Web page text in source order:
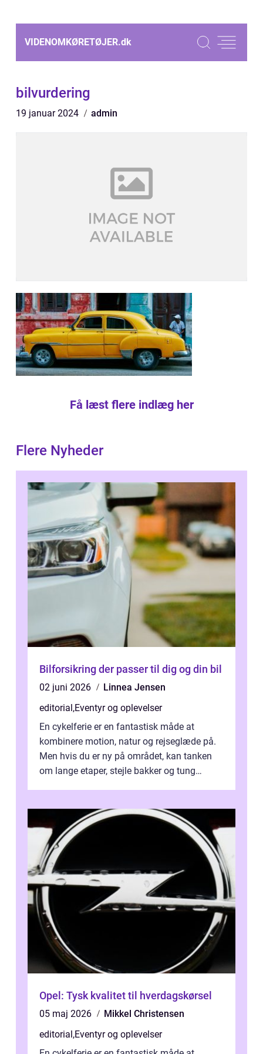
VIDENOMKØRETØJER.dk
bilvurdering
19 januar 2024 admin
Få læst flere indlæg her
Flere Nyheder
Bilforsikring der passer til dig og din bil
02 juni 2026
Linnea Jensen
editorial,Eventyr og oplevelser
En cykelferie er en fantastisk måde at
kombinere motion, natur og rejseglæde på.
Men hvis du er ny på området, kan tanken
om lange etaper, stejle bakker og tung
Opel: Tysk kvalitet til hverdagskørsel
05 maj 2026
Mikkel Christensen
editorial,Eventyr og oplevelser